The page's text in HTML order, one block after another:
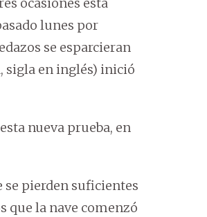
ocasiones esta
lunes por
se esparcieran
sigla en inglés) inició
nueva prueba, en
se pierden suficientes
que la nave comenzó